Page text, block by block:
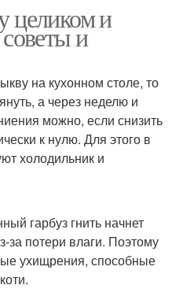
целиком и
и
на кухонном столе, то
а через неделю и
можно, если снизить
к нулю. Для этого в
холодильник и
гарбуз гнить начнет
за потери влаги. Поэтому
ухищрения, способные